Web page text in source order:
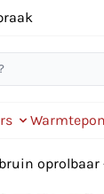
oprolbaar